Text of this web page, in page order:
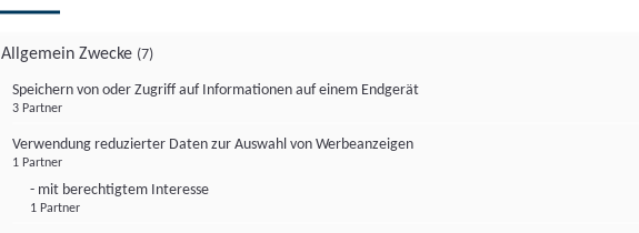
Allgemein Zwecke (7)
Speichern von oder Zugriff auf Informationen auf einem Endgerät
3 Partner
Verwendung reduzierter Daten zur Auswahl von Werbeanzeigen
1 Partner
- mit berechtigtem Interesse
1 Partner